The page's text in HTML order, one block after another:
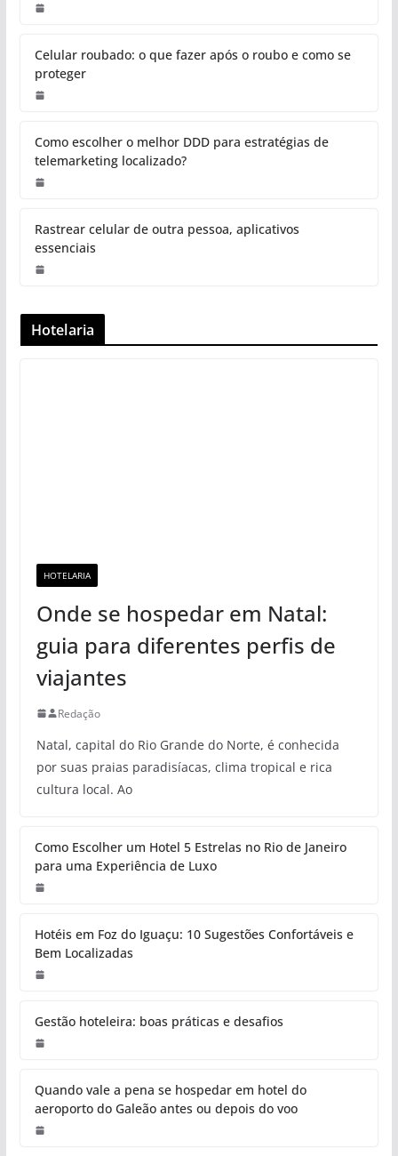
Celular roubado: o que fazer após o roubo e como se
proteger
Como escolher o melhor DDD para estratégias de
telemarketing localizado?
Rastrear celular de outra pessoa, aplicativos
essenciais
Hotelaria
HOTELARIA
Onde se hospedar em Natal:
guia para diferentes perfis de
viajantes
Redação
Natal, capital do Rio Grande do Norte, é conhecida
por suas praias paradisíacas, clima tropical e rica
cultura local. Ao
Como Escolher um Hotel 5 Estrelas no Rio de Janeiro
para uma Experiência de Luxo
Hotéis em Foz do Iguaçu: 10 Sugestões Confortáveis e
Bem Localizadas
Gestão hoteleira: boas práticas e desafios
Quando vale a pena se hospedar em hotel do
aeroporto do Galeão antes ou depois do voo